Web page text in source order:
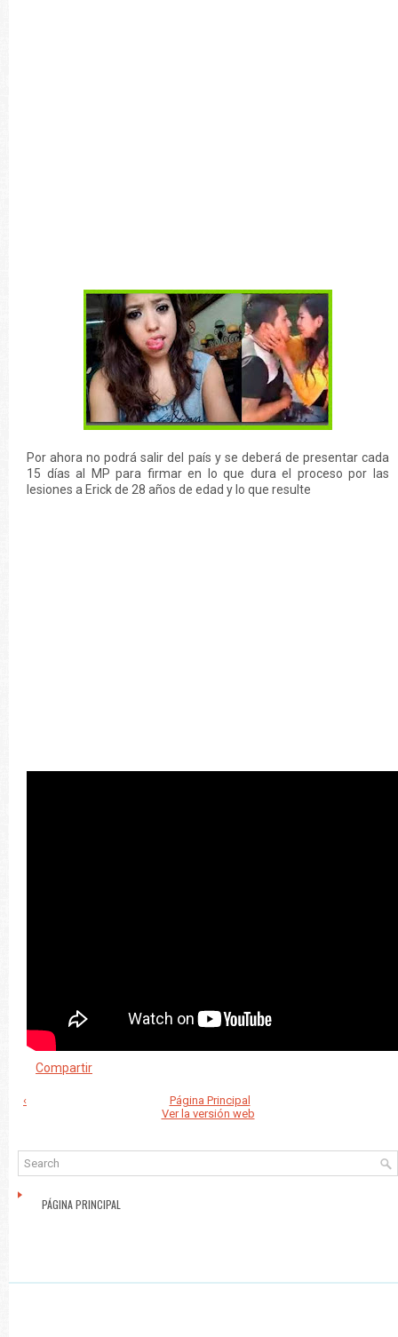
Por ahora no podrá salir del país y se deberá de presentar cada
15 días al MP para firmar en lo que dura el proceso por las
lesiones a Erick de 28 años de edad y lo que resulte
Compartir
‹
Página Principal
Ver la versión web
PÁGINA PRINCIPAL